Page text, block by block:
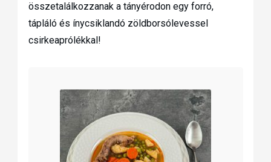
összetalálkozzanak a tányérodon egy forró,
tápláló és ínycsiklandó zöldborsólevessel
csirkeaprólékkal!